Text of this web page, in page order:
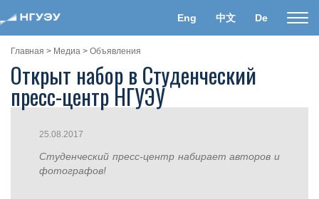
Eng 中文 De
Главная > Медиа > Объявления
Открыт набор в Студенческий
пресс-центр НГУЭУ
25.08.2017
Студенческий пресс-центр набирает авторов и
фотографов!